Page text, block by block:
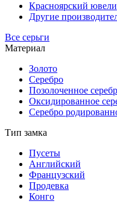
Красноярский
Другие
Все серьги
Материал
Золото
Серебро
Позолоченное
Оксидированное
Серебро
Тип замка
Пусеты
Английский
Французский
Продевка
Конго